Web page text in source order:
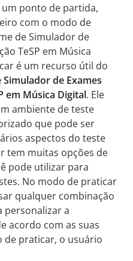
ponto de partida,
com o modo de
de Simulador de
TeSP em Música
é um recurso útil do
de Exames
em Música Digital. Ele
ambiente de teste
que pode ser
aspectos do teste
tem muitas opções de
pode utilizar para
No modo de praticar
qualquer combinação
personalizar a
acordo com as suas
de praticar, o usuário